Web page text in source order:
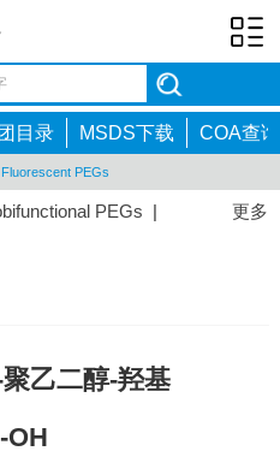
目录 MSDS下载 COA查询
Fluorescent PEGs
更多
PEGs |
乙二醇-羟基
OH